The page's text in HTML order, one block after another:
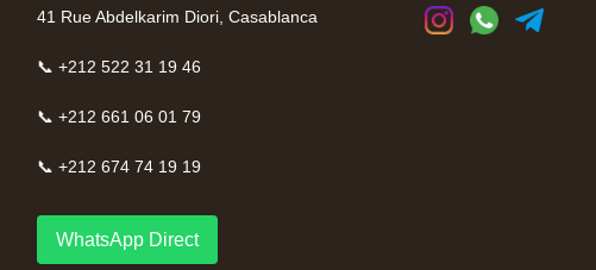
41 Rue Abdelkarim Diori, Casablanca
📞 +212 522 31 19 46
📞 +212 661 06 01 79
📞 +212 674 74 19 19
WhatsApp Direct